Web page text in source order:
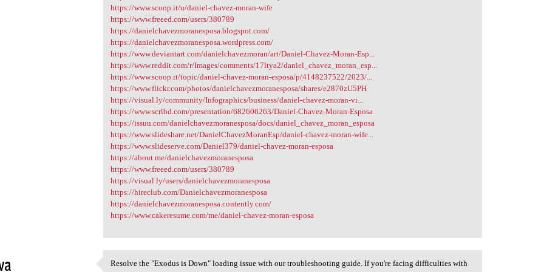
https://www.scoop.it/u/daniel-chavez-moran-wife
https://www.freeed.com/users/380789
https://danielchavezmoranesposa.blogspot.com/
https://danielchavezmoranesposa.wordpress.com/
https://www.deviantart.com/danielchavezmoran/art/Daniel-Chavez-Moran-Esp...
https://www.reddit.com/r/Images/comments/17ltya2/daniel_chavez_moran_esp...
https://www.scoop.it/topic/daniel-chavez-moran-esposa/p/4148237522/2023/...
https://www.flickr.com/photos/danielchavezmoranesposa/shares/e2870zU5PH
https://visual.ly/community/Infographics/business/daniel-chavez-moran-vi...
https://www.scribd.com/presentation/682606263/Daniel-Chavez-Moran-Esposa
https://issuu.com/danielchavezmoranesposa/docs/daniel_chavez_moran_esposa
https://www.slideshare.net/DanielChavezMoranEsp/daniel-chavez-moran-wife...
https://www.slideserve.com/Daniel379/daniel-chavez-moran-esposa
https://about.me/danielchavezmoranesposa
https://www.freeed.com/users/380789
https://visual.ly/users/danielchavezmoranesposa
https://hireclub.com/Danielchavezmoranesposa
https://danielchavezmoranesposa.contently.com/
https://www.cakeresume.com/me/daniel-chavez-moran-esposa
Resolve the "Exodus is Down" loading issue with our troubleshooting guide. If you're facing difficulties with